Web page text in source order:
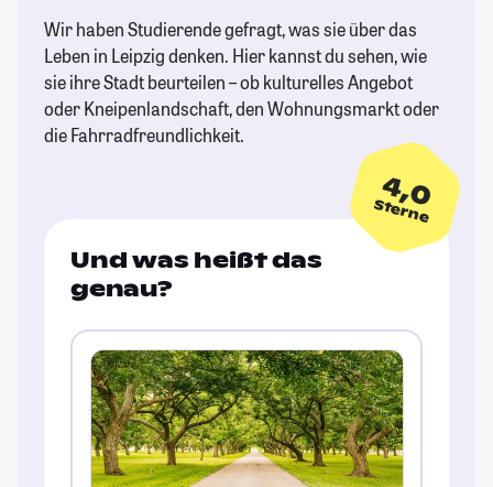
Wir haben Studierende gefragt, was sie über das
Leben in Leipzig denken. Hier kannst du sehen, wie
sie ihre Stadt beurteilen – ob kulturelles Angebot
oder Kneipenlandschaft, den Wohnungsmarkt oder
die Fahrradfreundlichkeit.
4,0
Sterne
Und was heißt das
genau?